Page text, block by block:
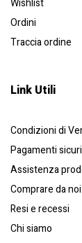
Wishlist
Ordini
Traccia ordine
Link Utili
Condizioni di
Pagamenti sicuri
Assistenza
Comprare da noi
Resi e recessi
Chi siamo